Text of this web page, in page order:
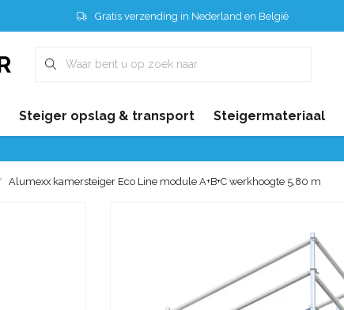
Gratis verzending in Nederland en België
Steiger opslag & transport Steigermateriaal
Alumexx kamersteiger Eco Line module A+B+C werkhoogte 5,80 m